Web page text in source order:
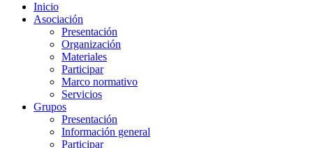
Inicio
Asociación
Presentación
Organización
Materiales
Participar
Marco normativo
Servicios
Grupos
Presentación
Información general
Participar